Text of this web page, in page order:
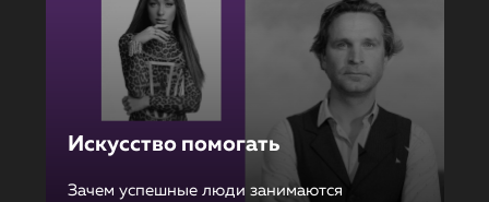
Искусство помогать
Зачем успешные люди занимаются